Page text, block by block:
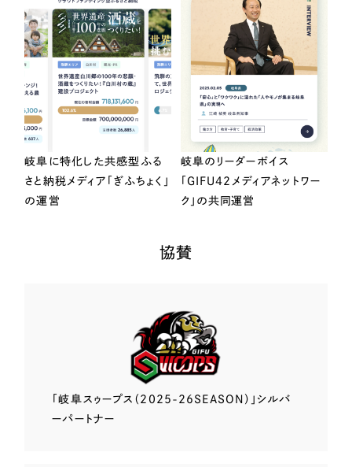
岐阜に特化した共感型ふる
さと納税メディア「ぎふちょく」
の運営
岐阜のリーダーボイス
「GIFU42メディアネットワー
ク」の共同運営
協賛
「岐阜スゥープス （2025-26SEASON）」 シルバ
ーパートナー